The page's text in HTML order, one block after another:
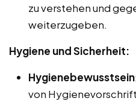
zu verstehen und
weiterzugeben.
Hygiene und Sicherheit:
Hygienebewusstsein
von